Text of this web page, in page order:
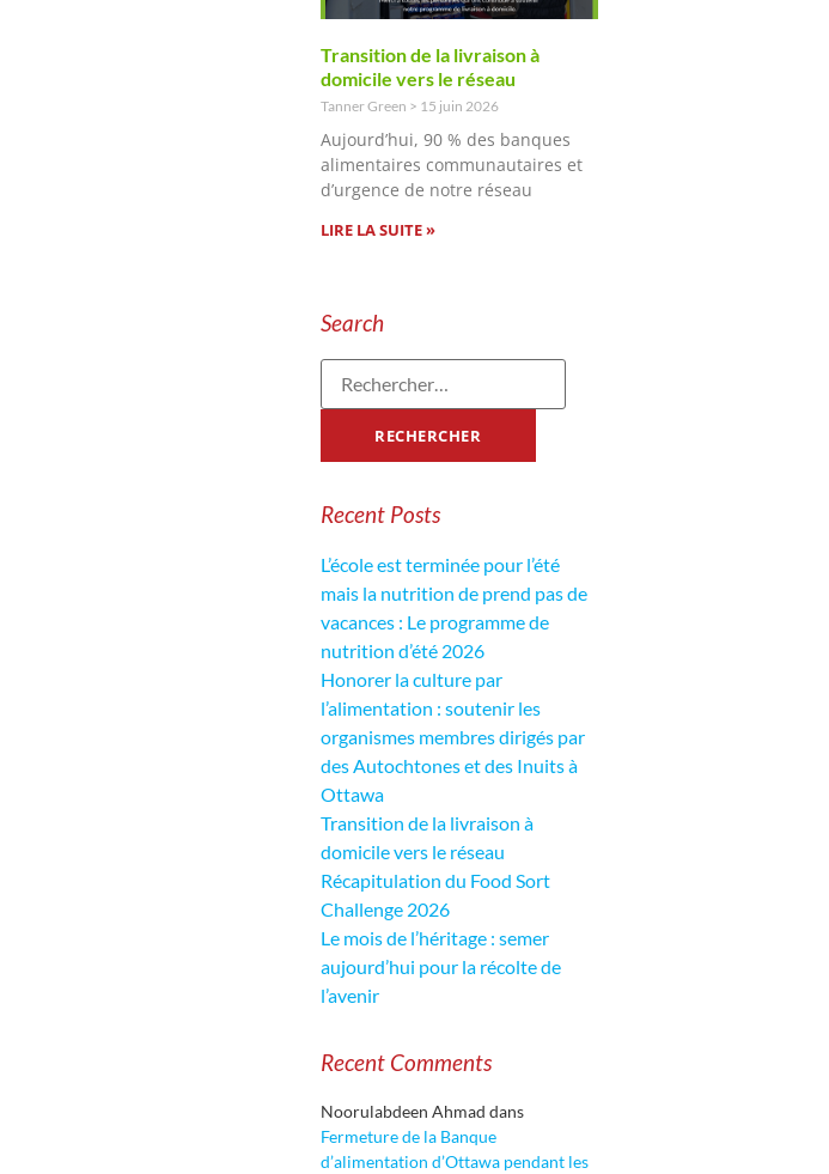
Transition de la livraison à
domicile vers le réseau
Tanner Green 15 juin 2026
Aujourd’hui, 90 % des banques
alimentaires communautaires et
d’urgence de notre réseau
LIRE LA SUITE »
Search
Recent Posts
L’école est terminée pour l’été
mais la nutrition de prend pas de
vacances : Le programme de
nutrition d’été 2026
Honorer la culture par
l’alimentation : soutenir les
organismes membres dirigés par
des Autochtones et des Inuits à
Ottawa
Transition de la livraison à
domicile vers le réseau
Récapitulation du Food Sort
Challenge 2026
Le mois de l’héritage : semer
aujourd’hui pour la récolte de
l’avenir
Recent Comments
Noorulabdeen Ahmad dans
Fermeture de la Banque
d’alimentation d’Ottawa pendant les